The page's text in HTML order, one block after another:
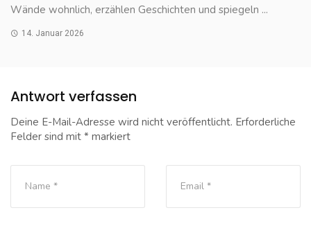
Wände wohnlich, erzählen Geschichten und spiegeln ...
14. Januar 2026
Antwort verfassen
Deine E-Mail-Adresse wird nicht veröffentlicht. Erforderliche
Felder sind mit * markiert